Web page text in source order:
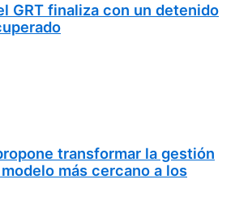
GRT finaliza con un detenido
transformar la gestión
más cercano a los